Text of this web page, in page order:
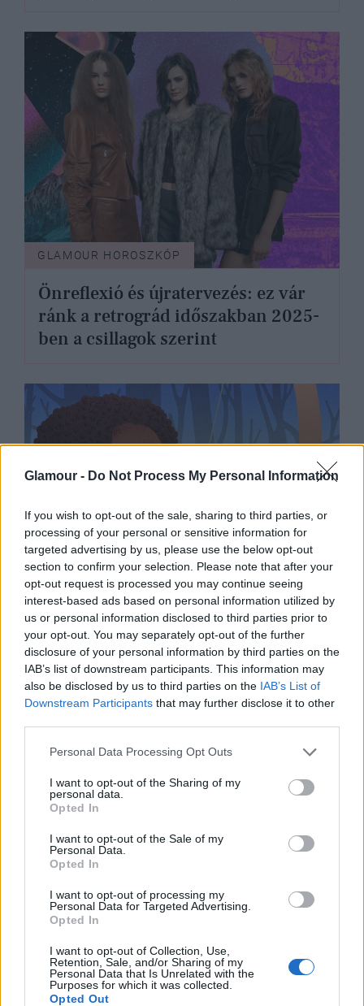
Glamour - Do Not Process My Personal Information
If you wish to opt-out of the sale, sharing to third parties, or
processing of your personal or sensitive information for
targeted advertising by us, please use the below opt-out
section to confirm your selection. Please note that after your
opt-out request is processed you may continue seeing
interest-based ads based on personal information utilized by
us or personal information disclosed to third parties prior to
your opt-out. You may separately opt-out of the further
disclosure of your personal information by third parties on the
IAB’s list of downstream participants. This information may
also be disclosed by us to third parties on the IAB’s List of
Downstream Participants that may further disclose it to other
Please note that this website/app uses one or more Google
not limited to your visit or usage behaviour. You may click to
grant or deny consent to Google and its third-party tags to
use your data for below specified purposes in below Google
consent section.
Personal Data Processing Opt Outs
I want to opt-out of the Sharing of my
personal data.
Opted In
I want to opt-out of the Sale of my
Personal Data.
Opted In
I want to opt-out of processing my
Personal Data for Targeted Advertising.
Opted In
I want to opt-out of Collection, Use,
Retention, Sale, and/or Sharing of my
Personal Data that Is Unrelated with the
Purposes for which it was collected.
Opted Out
GLAMOUR HOROSZKÓP
Önreflexió és újratervezés: ez vár
ránk a retrográd időszakban 2025-
ben a csillagok szerint
GLAMOUR HOROSZKÓP
Akár gyermeke is születhet ennek a
csillagjegynek 2025-ben
GLAMOUR HOROSZKÓP
Napi horoszkóp: A Bika uralkodjon
az indulatain, a Skorpió fejest
ugorhat a munkába - január 3.